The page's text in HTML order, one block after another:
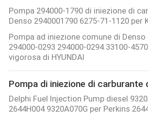
Pompa 294000-1790 di iniezione di
Denso 2940001790 6275-71-1120 per
Pompa ad iniezione comune di
294000-0293 294000-0294 33100-
vigorosa di HYUNDAI
Pompa di iniezione di carburante
Delphi Fuel Injection Pump diesel
2644H004 9320A070G per Perkins